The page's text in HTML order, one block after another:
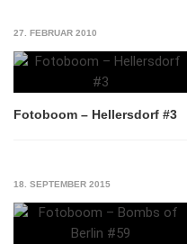
27. FEBRUAR 2010
Fotoboom – Hellersdorf #3
18. SEPTEMBER 2015